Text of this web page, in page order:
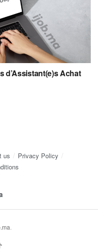
d’Assistant(e)s Achat
us
Privacy Policy